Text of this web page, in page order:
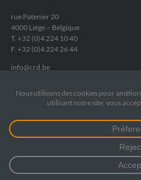
rue Patenier 20
4000 Liège – Belgique
T. +32 (0)4 224 10 40
F. +32 (0)4 224 26 44
info@crd.be
TVA
: BE 0440 725 735
: 172 5545
IBAN BE05 2400 8084 6975
Mentions légales